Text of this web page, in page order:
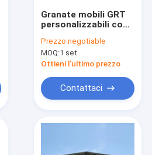
Granate mobili GRT
personalizzabili con
carico per
applicazioni pesanti
Prezzo:negotiable
MOQ:1 set
Ottieni l'ultimo prezzo
Contattaci